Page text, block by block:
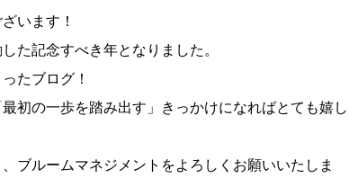
います！
た記念すべき年となりました。
たブログ！
初の一歩を踏み出す」きっかけになればとても嬉し
ブルームマネジメントをよろしくお願いいたしま